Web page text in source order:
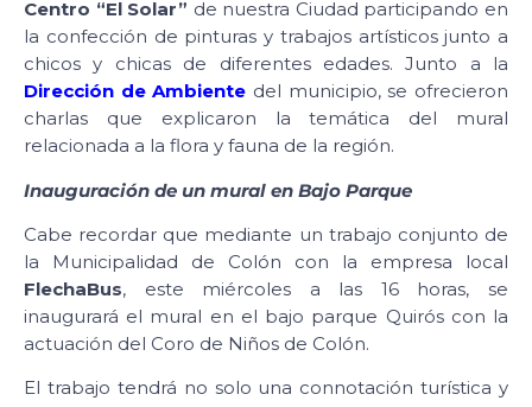
Centro “El Solar” de nuestra Ciudad participando en
la confección de pinturas y trabajos artísticos junto a
chicos y chicas de diferentes edades. Junto a la
Dirección de Ambiente del municipio, se ofrecieron
charlas que explicaron la temática del mural
relacionada a la flora y fauna de la región.
Inauguración de un mural en Bajo Parque
Cabe recordar que mediante un trabajo conjunto de
la Municipalidad de Colón con la empresa local
FlechaBus, este miércoles a las 16 horas, se
inaugurará el mural en el bajo parque Quirós con la
actuación del Coro de Niños de Colón.
El trabajo tendrá no solo una connotación turística y